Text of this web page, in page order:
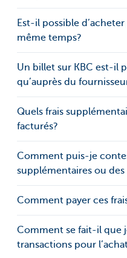
Est-il possible
même temps?
Un billet sur KBC est-il
qu’auprès du
Quels frais
facturés?
Comment puis-je
supplémentaires ou des
Comment payer ces
Comment se fait-il que
transactions pour